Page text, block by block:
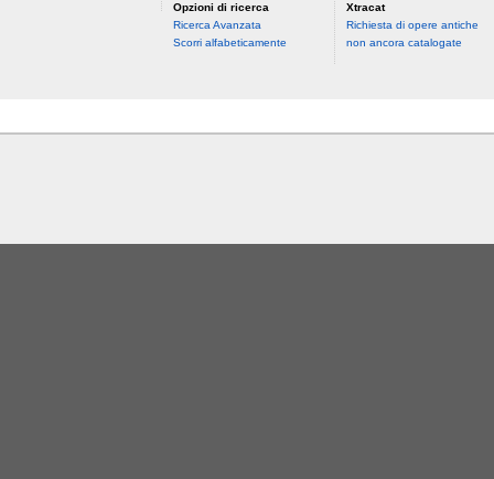
Opzioni di ricerca
Ricerca Avanzata
Scorri alfabeticamente
Xtracat
Richiesta di opere antiche
non ancora catalogate